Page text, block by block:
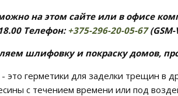
на этом сайте или в офисе
Телефон: +375-296-20-05-67
шлифовку и покраску домов,
это герметики для заделки трещин в
с течением времени или под